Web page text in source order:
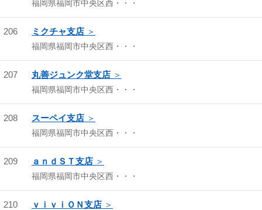
福岡県福岡市中央区西・・・
206 ミクチャ支店
福岡県福岡市中央区西・・・
207 丸善ジュンク堂支店
福岡県福岡市中央区西・・・
208 スーペイ支店
福岡県福岡市中央区西・・・
209 ａｎｄＳＴ支店
福岡県福岡市中央区西・・・
210 ｖｉｖｉＯＮ支店